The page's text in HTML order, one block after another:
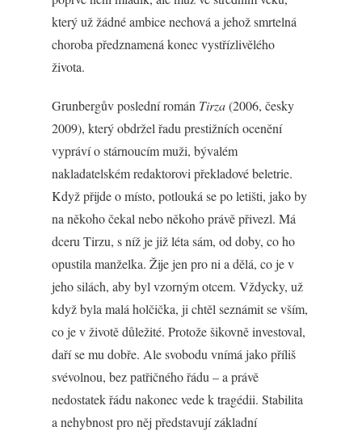
který už žádné ambice nechová a jehož smrtelná
choroba předznamená konec vystřízlivělého
života.
Grunbergův poslední román Tirza(2006, česky
2009), který obdržel řadu prestižních ocenění
vypráví o stárnoucím muži, bývalém
nakladatelském redaktorovi překladové beletrie.
Když přijde o místo, potlouká se po letišti, jako by
na někoho čekal nebo někoho právě přivezl. Má
dceru Tirzu, s níž je již léta sám, od doby, co ho
opustila manželka. Žije jen pro ni a dělá, co je v
jeho silách, aby byl vzorným otcem. Vždycky, už
když byla malá holčička, ji chtěl seznámit se vším,
co je v životě důležité. Protože šikovně investoval,
daří se mu dobře. Ale svobodu vnímá jako příliš
svévolnou, bez patřičného řádu – a právě
nedostatek řádu nakonec vede k tragédii. Stabilita
a nehybnost pro něj představují základní